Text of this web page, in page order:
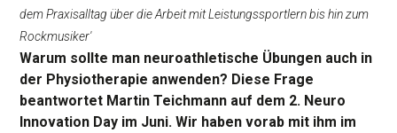
dem Praxisalltag über die Arbeit mit Leistungssportlern bis hin zum
Rockmusiker'
Warum sollte man neuroathletische Übungen auch in
der Physiotherapie anwenden? Diese Frage
beantwortet Martin Teichmann auf dem 2. Neuro
Innovation Day im Juni. Wir haben vorab mit ihm im